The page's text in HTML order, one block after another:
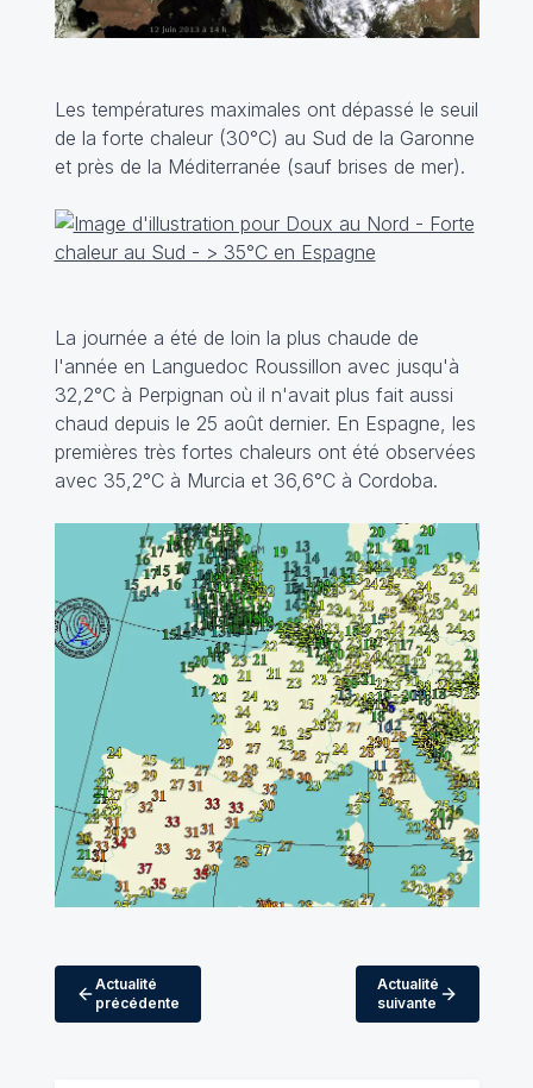
Les températures maximales ont dépassé le seuil
de la forte chaleur (30°C) au Sud de la Garonne
et près de la Méditerranée (sauf brises de mer).
La journée a été de loin la plus chaude de
l'année en Languedoc Roussillon avec jusqu'à
32,2°C à Perpignan où il n'avait plus fait aussi
chaud depuis le 25 août dernier. En Espagne, les
premières très fortes chaleurs ont été observées
avec 35,2°C à Murcia et 36,6°C à Cordoba.
Actualité
précédente
Actualité
suivante